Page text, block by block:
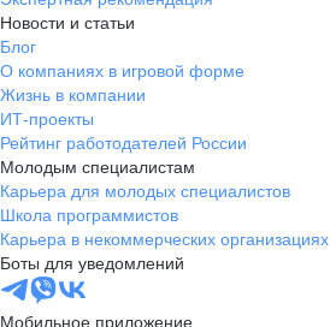
Новости и статьи
Блог
О компаниях в игровой форме
Жизнь в компании
ИТ-проекты
Рейтинг работодателей России
Молодым специалистам
Карьера для молодых специалистов
Школа программистов
Карьера в некоммерческих организациях
Боты для уведомлений
Мобильное приложение